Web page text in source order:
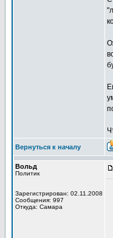
Вернуться к началу
Вольд
Политик
Зарегистрирован: 02.11.2008
Сообщения: 997
Откуда: Самара